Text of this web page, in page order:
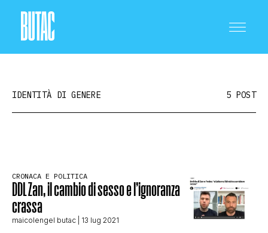
SCIENZA E TECNOLOGIA
IDENTITÀ DI GENERE 5 POST
CRONACA E POLITICA
DDL Zan, il cambio di sesso e l’ignoranza
crassa
maicolengel butac | 13 lug 2021